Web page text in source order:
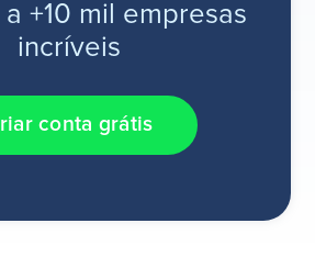
+10 mil empresas
incríveis
conta grátis